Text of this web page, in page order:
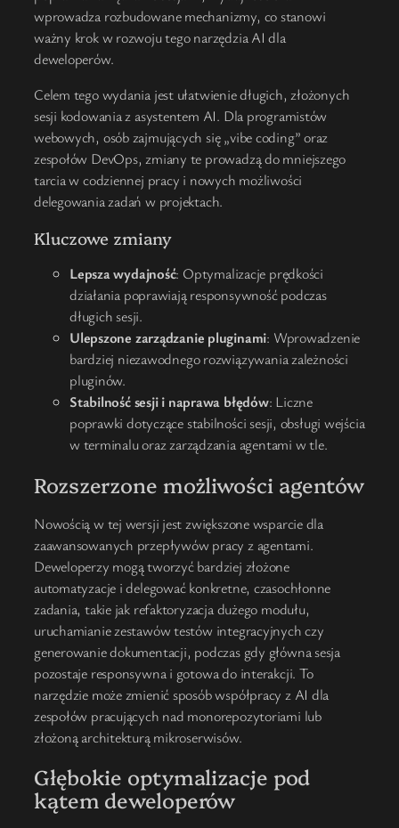
wprowadza rozbudowane mechanizmy, co stanowi
ważny krok w rozwoju tego narzędzia AI dla
deweloperów.
Celem tego wydania jest ułatwienie długich, złożonych
sesji kodowania z asystentem AI. Dla programistów
webowych, osób zajmujących się „vibe coding” oraz
zespołów DevOps, zmiany te prowadzą do mniejszego
tarcia w codziennej pracy i nowych możliwości
delegowania zadań w projektach.
Kluczowe zmiany
Lepsza wydajność: Optymalizacje prędkości
działania poprawiają responsywność podczas
długich sesji.
Ulepszone zarządzanie pluginami: Wprowadzenie
bardziej niezawodnego rozwiązywania zależności
pluginów.
Stabilność sesji i naprawa błędów: Liczne
poprawki dotyczące stabilności sesji, obsługi wejścia
w terminalu oraz zarządzania agentami w tle.
Rozszerzone możliwości agentów
Nowością w tej wersji jest zwiększone wsparcie dla
zaawansowanych przepływów pracy z agentami.
Deweloperzy mogą tworzyć bardziej złożone
automatyzacje i delegować konkretne, czasochłonne
zadania, takie jak refaktoryzacja dużego modułu,
uruchamianie zestawów testów integracyjnych czy
generowanie dokumentacji, podczas gdy główna sesja
pozostaje responsywna i gotowa do interakcji. To
narzędzie może zmienić sposób współpracy z AI dla
zespołów pracujących nad monorepozytoriami lub
złożoną architekturą mikroserwisów.
Głębokie optymalizacje pod
kątem deweloperów